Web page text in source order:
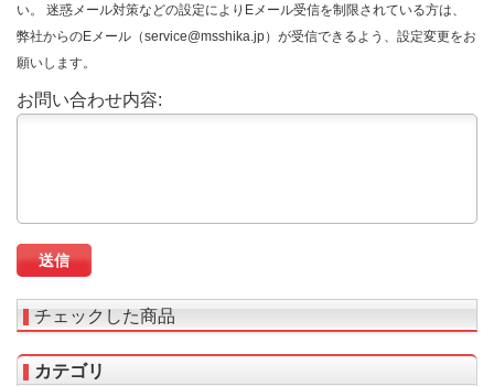
い。 迷惑メール対策などの設定によりEメール受信を制限されている方は、
弊社からのEメール（service@msshika.jp）が受信できるよう、設定変更をお
願いします。
お問い合わせ内容:
チェックした商品
カテゴリ